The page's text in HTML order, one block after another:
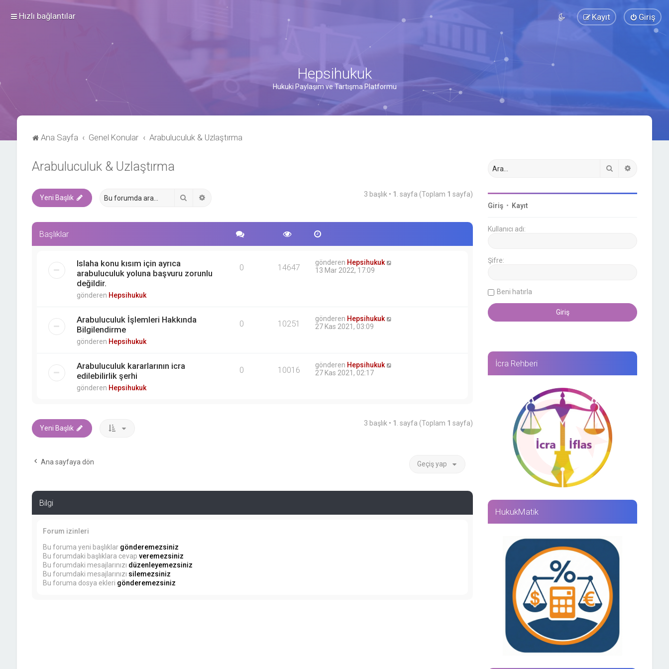
Hızlı bağlantılar Giriş
Kayıt
Hepsihukuk
Hukuki Paylaşım ve Tartışma Platformu
Ana Sayfa Genel Konular Arabuluculuk & Uzlaştırma
Arabuluculuk & Uzlaştırma
Yeni Başlık 3 başlık • 1 . sayfa (Toplam 1 sayfa)
Başlıklar
Islaha konu kısım için ayrıca
arabuluculuk yoluna başvuru zorunlu
değildir.
gönderen Hepsihukuk
0 14647 gönderen Hepsihukuk
13 Mar 2022, 17:09
Arabuluculuk İşlemleri Hakkında
Bilgilendirme
gönderen Hepsihukuk
0 10251 gönderen Hepsihukuk
27 Kas 2021, 03:09
Arabuluculuk kararlarının icra
edilebilirlik şerhi
gönderen Hepsihukuk
0 10016 gönderen Hepsihukuk
27 Kas 2021, 02:17
Yeni Başlık
3 başlık • 1 . sayfa (Toplam 1 sayfa)
Ana sayfaya dön Geçiş yap
Bilgi
Forum izinleri
Bu foruma yeni başlıklar gönderemezsiniz
Bu forumdaki başlıklara cevap veremezsiniz
Bu forumdaki mesajlarınızı düzenleyemezsiniz
Bu forumdaki mesajlarınızı silemezsiniz
Bu foruma dosya ekleri gönderemezsiniz
Ara
Giriş • Kayıt
Kullanıcı adı:
Şifre:
Beni hatırla
İcra Rehberi
HukukMatik